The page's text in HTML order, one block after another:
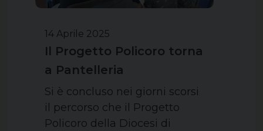
14 Aprile 2025
Il Progetto Policoro torna
a Pantelleria
Si è concluso nei giorni scorsi
il percorso che il Progetto
Policoro della Diocesi di